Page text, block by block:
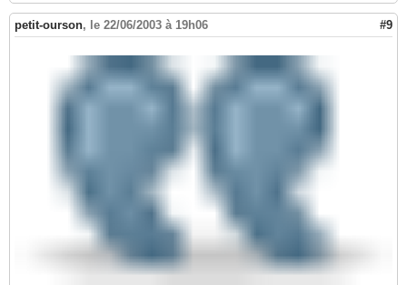
petit-ourson, le 22/06/2003 à 19h06 #9